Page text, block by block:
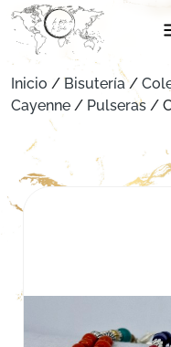
Inicio / Bisutería/
Cayenne / Pulseras /